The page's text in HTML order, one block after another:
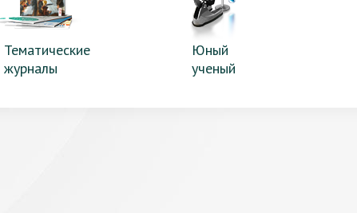
Тематические
журналы
Юный
ученый